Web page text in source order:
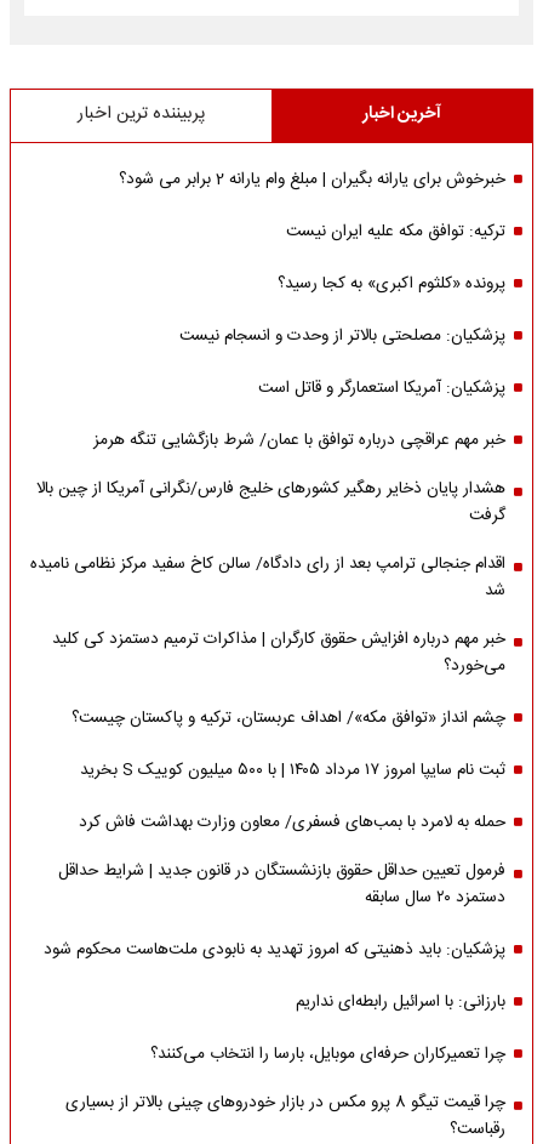
آخرین اخبار پربیننده ترین اخبار
خبرخوش برای یارانه بگیران | مبلغ وام یارانه 2 برابر می شود؟
ترکیه: توافق مکه علیه ایران نیست
پرونده «کلثوم اکبری» به کجا رسید؟
پزشکیان: مصلحتی بالاتر از وحدت و انسجام نیست
پزشکیان: آمریکا استعمارگر و قاتل است
خبر مهم عراقچی درباره توافق با عمان/ شرط بازگشایی تنگه هرمز
هشدار پایان ذخایر رهگیر کشورهای خلیج فارس/نگرانی آمریکا از چین بالا
گرفت
اقدام جنجالی ترامپ بعد از رای دادگاه/ سالن کاخ سفید مرکز نظامی نامیده
شد
خبر مهم درباره افزایش حقوق کارگران | مذاکرات ترمیم دستمزد کی کلید
می‌خورد؟
چشم انداز «توافق مکه»/ اهداف عربستان، ترکیه و پاکستان چیست؟
ثبت نام سایپا امروز ۱۷ مرداد ۱۴۰۵ | با ۵۰۰ میلیون کوییک S بخرید
حمله به لامرد با بمب‌های فسفری/ معاون وزارت بهداشت فاش کرد
فرمول تعیین حداقل حقوق بازنشستگان در قانون جدید | شرایط حداقل
دستمزد ۲۰ سال سابقه
پزشکیان: باید ذهنیتی که امروز تهدید به نابودی ملت‌هاست محکوم شود
بارزانی: با اسرائیل رابطه‌ای نداریم
چرا تعمیرکاران حرفه‌ای موبایل، بارسا را انتخاب می‌کنند؟
چرا قیمت تیگو 8 پرو مکس در بازار خودروهای چینی بالاتر از بسیاری
رقباست؟